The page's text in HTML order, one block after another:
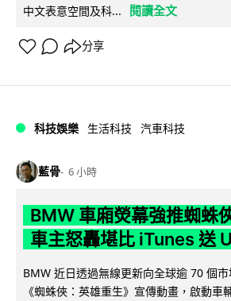
中文表意空間及科...
閱讀全文
分享
科技娛樂 生活科技 汽車科技
藍骨 6 小時
BMW 車廂熒幕強推蜘蛛
車主怒轟堪比 iTunes 送
BMW 近日透過無線更新向全球逾 70 個
《蜘蛛俠：英雄重生》宣傳動畫，啟動車